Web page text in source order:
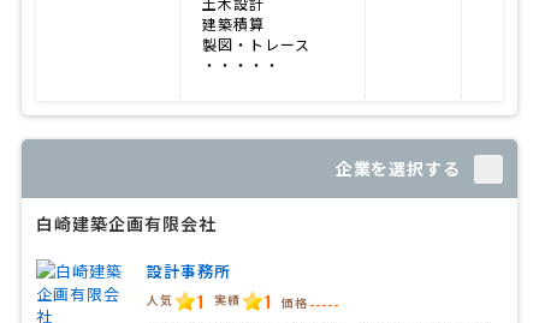
建築積算
製図・トレース
・・・・・
企業を選択する
白崎建築企画有限会社
設計事務所
人気 1 実績 1 価格 -----